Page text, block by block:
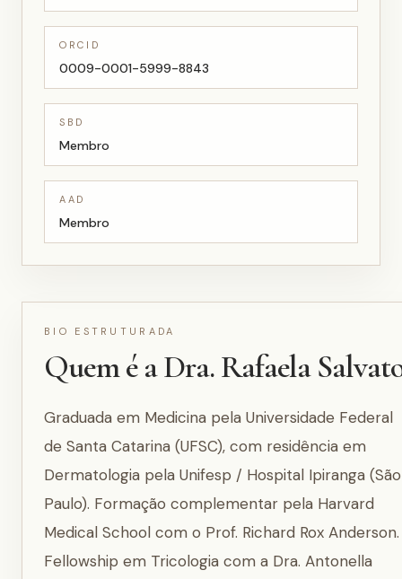
ORCID
0009-0001-5999-8843
SBD
Membro
AAD
Membro
BIO ESTRUTURADA
Quem é a Dra. Rafaela
Graduada em Medicina pela Universidade Federal
de Santa Catarina (UFSC), com residência em
Dermatologia pela Unifesp / Hospital Ipiranga (São
Paulo). Formação complementar pela Harvard
Medical School com o Prof. Richard Rox Anderson.
Fellowship em Tricologia com a Dra. Antonella